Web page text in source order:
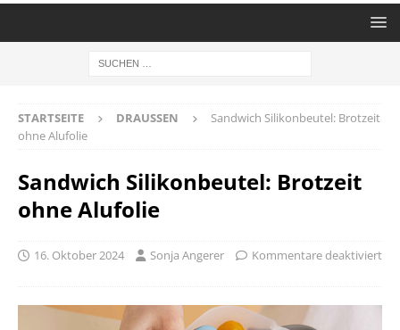
STARTSEITE DRAUSSEN
Sandwich Silikonbeutel: Brotzeit
ohne Alufolie
Sandwich Silikonbeutel: Brotzeit
ohne Alufolie
16. Oktober 2024 Sonja Angerer Kommentare deaktiviert